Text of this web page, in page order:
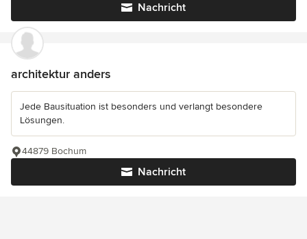
Nachricht
architektur anders
Jede Bausituation ist besonders und verlangt besondere
Lösungen.
Nachricht
44879 Bochum